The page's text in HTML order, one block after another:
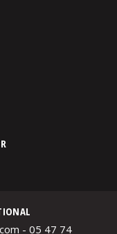
- 05 47 74